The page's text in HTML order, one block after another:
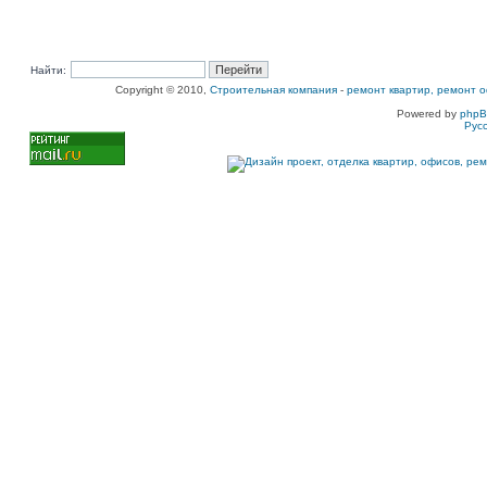
Найти:
Copyright © 2010, Строительная компания - ремонт квартир, ремонт
Powered by